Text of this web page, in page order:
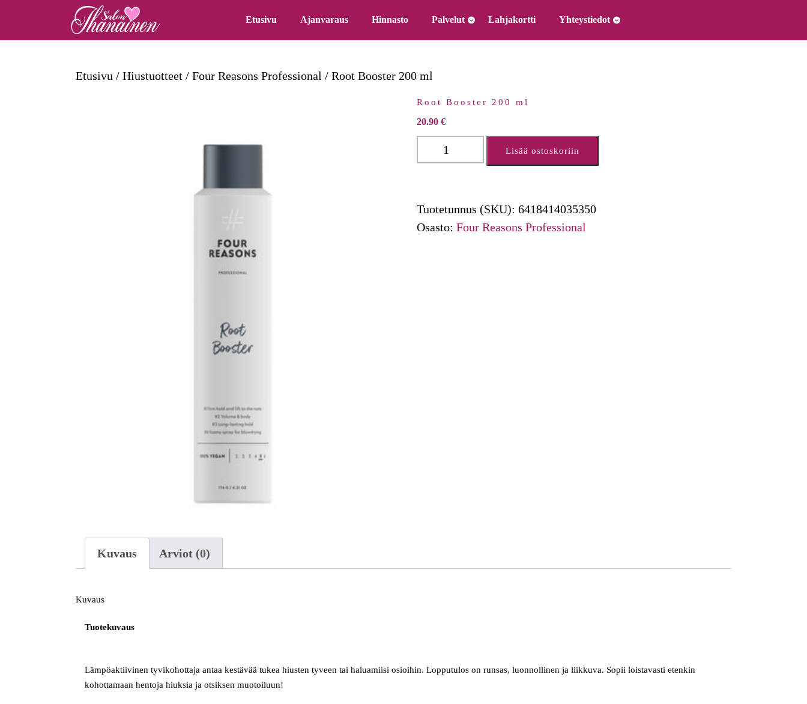
content
Etusivu Ajanvaraus Hinnasto Palvelut Lahjakortti Yhteystiedot
Etusivu / Hiustuotteet / Four Reasons Professional / Root Booster 200 ml
Root Booster 200 ml
20.90 €
Booster
määrä
Lisää ostoskoriin
Tuotetunnus (SKU): 6418414035350
Osasto: Four Reasons Professional
Kuvaus Arviot (0)
Kuvaus
Tuotekuvaus
Lämpöaktiivinen tyvikohottaja antaa kestävää tukea hiusten tyveen tai haluamiisi osioihin. Lopputulos on runsas, luonnollinen ja liikkuva. Sopii loistavasti etenkin
kohottamaan hentoja hiuksia ja otsiksen muotoiluun!